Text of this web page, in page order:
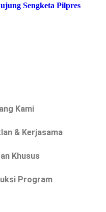
Sengketa Pilpres
Kami
& Kerjasama
Khusus
Program